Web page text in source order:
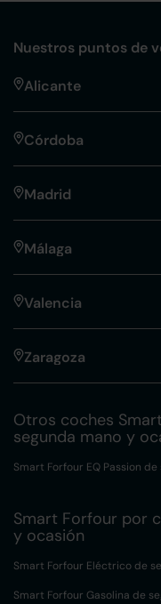
Nuestros puntos de
Alicante
Córdoba
Madrid
Málaga
Valencia
Zaragoza
Otros coches
segunda mano y
Smart Forfour EQ Passion
Smart Forfour por
y ocasión
Smart Forfour Eléctrico de
Smart Forfour Gasolina de